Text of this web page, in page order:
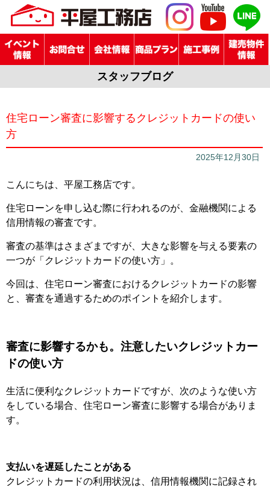
スタッフブログ
住宅ローン審査に影響するクレジットカードの使い
方
2025年12月30日
こんにちは、平屋工務店です。
住宅ローンを申し込む際に行われるのが、金融機関による
信用情報の審査です。
審査の基準はさまざまですが、大きな影響を与える要素の
一つが「クレジットカードの使い方」。
今回は、住宅ローン審査におけるクレジットカードの影響
と、審査を通過するためのポイントを紹介します。
審査に影響するかも。注意したいクレジットカー
ドの使い方
生活に便利なクレジットカードですが、次のような使い方
をしている場合、住宅ローン審査に影響する場合がありま
す。
支払いを遅延したことがある
クレジットカードの利用状況は、信用情報機関に記録され